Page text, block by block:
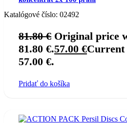
Katalógové číslo: 02492
81.80€ Original price
81.80 €.57.00 €Current
57.00 €.
Pridať do košíka